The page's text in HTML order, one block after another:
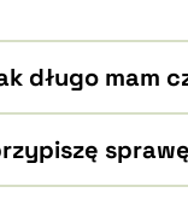
długo mam